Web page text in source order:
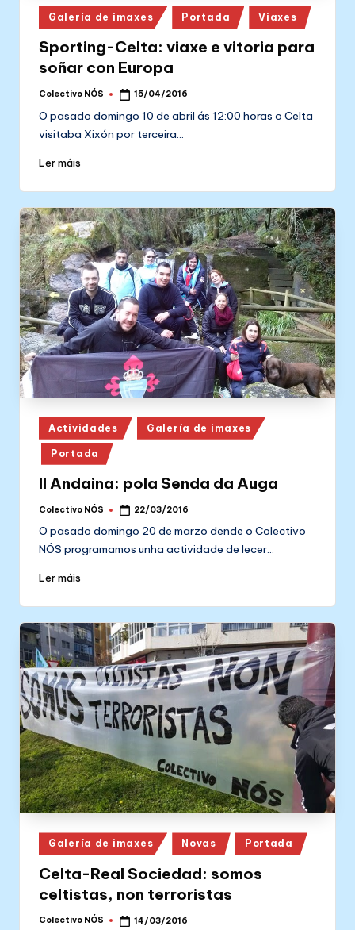
Posted
in
Galería de imaxes Portada Viaxes
Sporting-Celta: viaxe e vitoria para
soñar con Europa
Posted
Colectivo NÓS 15/04/2016
O pasado domingo 10 de abril ás 12:00 horas o Celta
visitaba Xixón por terceira…
Ler máis
Posted
in
Actividades Galería de imaxes
Portada
II Andaina: pola Senda da Auga
Posted
Colectivo NÓS 22/03/2016
O pasado domingo 20 de marzo dende o Colectivo
NÓS programamos unha actividade de lecer…
Ler máis
Posted
in
Galería de imaxes Novas Portada
Celta-Real Sociedad: somos
celtistas, non terroristas
Posted
Colectivo NÓS 14/03/2016